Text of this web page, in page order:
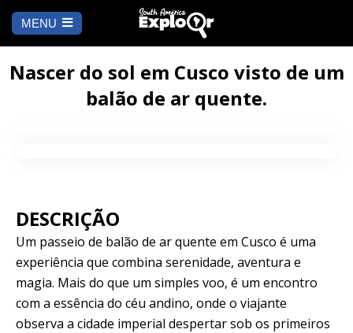
MENU
COMEÇAR
PARA ONDE IR
Manu
Puno
Iquitos
Machu Picchu
BLOG
CONTATE-NOS
Nascer do sol em Cusco visto de um
balão de ar quente.
DESCRIÇÃO
Um passeio de balão de ar quente em Cusco é uma
experiência que combina serenidade, aventura e
magia. Mais do que um simples voo, é um encontro
com a essência do céu andino, onde o viajante
observa a cidade imperial despertar sob os primeiros